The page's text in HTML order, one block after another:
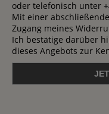
oder telefonisch unter
Mit einer
Zugang meines
Ich bestätige darüber
dieses Angebots zur